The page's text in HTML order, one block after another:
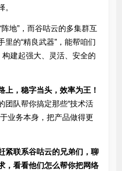
。
地”，而谷咕云的多集群互
里的“精良武器”，能帮咱们
构建起强大、灵活、安全的
上，稳字当头，效率为王！
团队帮你搞定那些“技术活
业务本身，把产品做得更
紧联系谷咕云的兄弟们，聊
，看看他们怎么帮你把网络